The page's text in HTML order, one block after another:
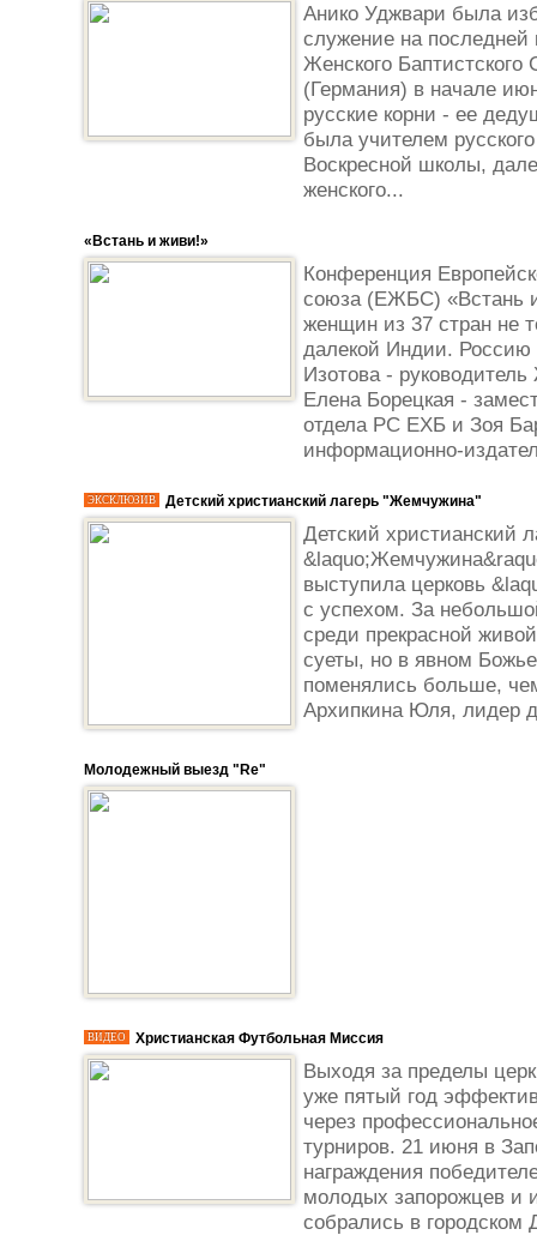
Анико Уджвари была
служение на последней
Женского
(Германия) в начале
русские корни - ее
была учителем
Воскресной школы,
женского...
«Встань и живи!»
Конференция
союза (ЕЖБС) «Встань
женщин из 37 стран не
далекой Индии. Россию
Изотова -
Елена Борецкая -
отдела РС ЕХБ и Зоя
информационно-
ЭКСКЛЮЗИВ Детский христианский лагерь "Жемчужина"
Детский христианский
выступила церковь
с успехом. За
среди прекрасной
суеты, но в явном
поменялись больше,
Архипкина Юля, лидер
Молодежный выезд "Re"
ВИДЕО Христианская Футбольная Миссия
Выходя за пределы
уже пятый год
через
турниров. 21 июня в
награждения
молодых запорожцев и
собрались в